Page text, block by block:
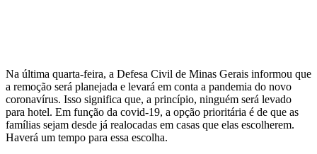
Na última quarta-feira, a Defesa Civil de Minas Gerais informou que
a remoção será planejada e levará em conta a pandemia do novo
coronavírus. Isso significa que, a princípio, ninguém será levado
para hotel. Em função da covid-19, a opção prioritária é de que as
famílias sejam desde já realocadas em casas que elas escolherem.
Haverá um tempo para essa escolha.